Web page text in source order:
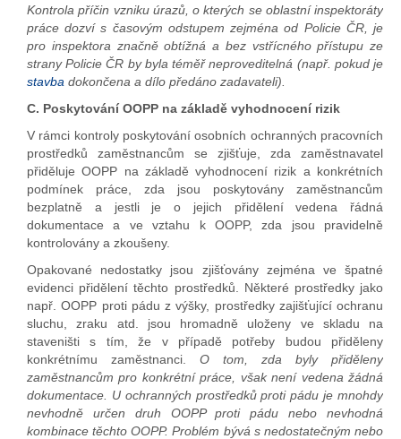
Kontrola příčin vzniku úrazů, o kterých se oblastní inspektoráty
práce dozví s časovým odstupem zejména od Policie ČR, je
pro inspektora značně obtížná a bez vstřícného přístupu ze
strany Policie ČR by byla téměř neproveditelná (např. pokud je
stavba dokončena a dílo předáno zadavateli).
C. Poskytování OOPP na základě vyhodnocení rizik
V rámci kontroly poskytování osobních ochranných pracovních
prostředků zaměstnancům se zjišťuje, zda zaměstnavatel
přiděluje OOPP na základě vyhodnocení rizik a konkrétních
podmínek práce, zda jsou poskytovány zaměstnancům
bezplatně a jestli je o jejich přidělení vedena řádná
dokumentace a ve vztahu k OOPP, zda jsou pravidelně
kontrolovány a zkoušeny.
Opakované nedostatky jsou zjišťovány zejména ve špatné
evidenci přidělení těchto prostředků. Některé prostředky jako
např. OOPP proti pádu z výšky, prostředky zajišťující ochranu
sluchu, zraku atd. jsou hromadně uloženy ve skladu na
staveništi s tím, že v případě potřeby budou přiděleny
konkrétnímu zaměstnanci. O tom, zda byly přiděleny
zaměstnancům pro konkrétní práce, však není vedena žádná
dokumentace. U ochranných prostředků proti pádu je mnohdy
nevhodně určen druh OOPP proti pádu nebo nevhodná
kombinace těchto OOPP. Problém bývá s nedostatečným nebo